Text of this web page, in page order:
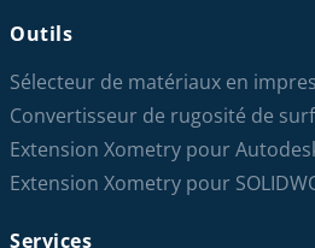
Outils
Sélecteur de matériaux en
Convertisseur de rugosité de
Extension Xometry pour
Extension Xometry pour
Services